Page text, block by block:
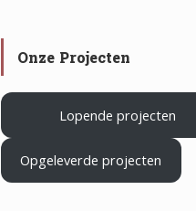
Onze Projecten
Lopende projecten
Opgeleverde projecten